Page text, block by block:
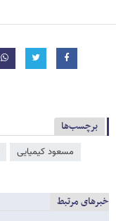
برچسب‌ها
مسعود کیمیایی
خبرهای مرتبط